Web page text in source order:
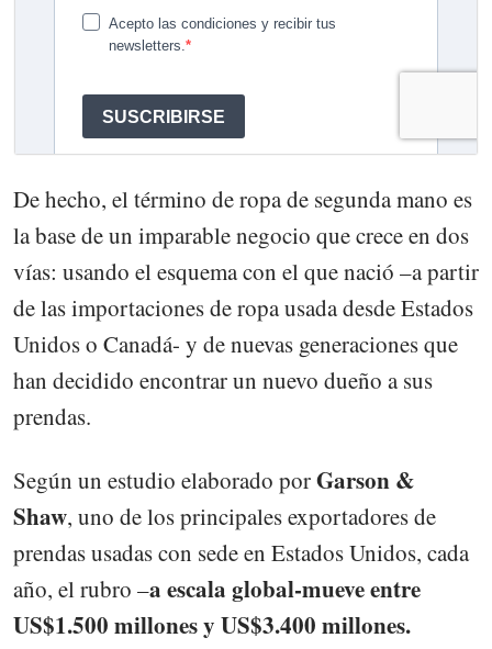
De hecho, el término de ropa de segunda mano es
la base de un imparable negocio que crece en dos
vías: usando el esquema con el que nació –a partir
de las importaciones de ropa usada desde Estados
Unidos o Canadá- y de nuevas generaciones que
han decidido encontrar un nuevo dueño a sus
prendas.
Según un estudio elaborado porGarson &
Shaw, uno de los principales exportadores de
prendas usadas con sede en Estados Unidos, cada
año, el rubro –a escala global-mueve entre
US$1.500 millones y US$3.400 millones.